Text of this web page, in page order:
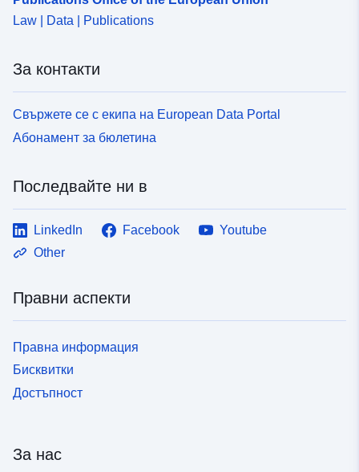
Law | Data | Publications
За контакти
Свържете се с екипа на European Data Portal
Абонамент за бюлетина
Последвайте ни в
LinkedIn Facebook
Youtube
Other
Правни аспекти
Правна информация
Бисквитки
Достъпност
За нас